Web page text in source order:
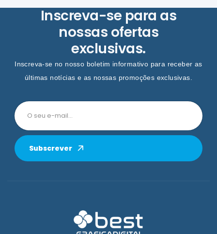
Inscreva-se para as
nossas ofertas
exclusivas.
Inscreva-se no nosso boletim informativo para receber as
últimas notícias e as nossas promoções exclusivas.
Subscrever